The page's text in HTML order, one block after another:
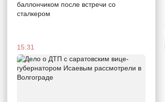
баллончиком после встречи со
сталкером
15:31